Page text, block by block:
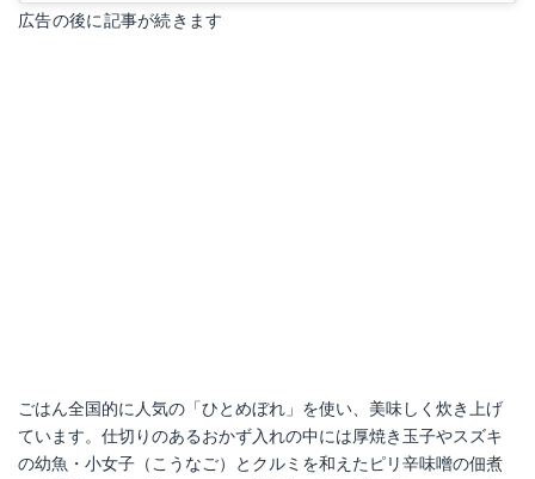
広告の後に記事が続きます
ごはん全国的に人気の「ひとめぼれ」を使い、美味しく炊き上げ
ています。仕切りのあるおかず入れの中には厚焼き玉子やスズキ
の幼魚・小女子（こうなご）とクルミを和えたピリ辛味噌の佃煮